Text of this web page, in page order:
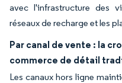
avec l'infrastructure des
réseaux de recharge et les
Par canal de vente : la
commerce de détail
Les canaux hors ligne